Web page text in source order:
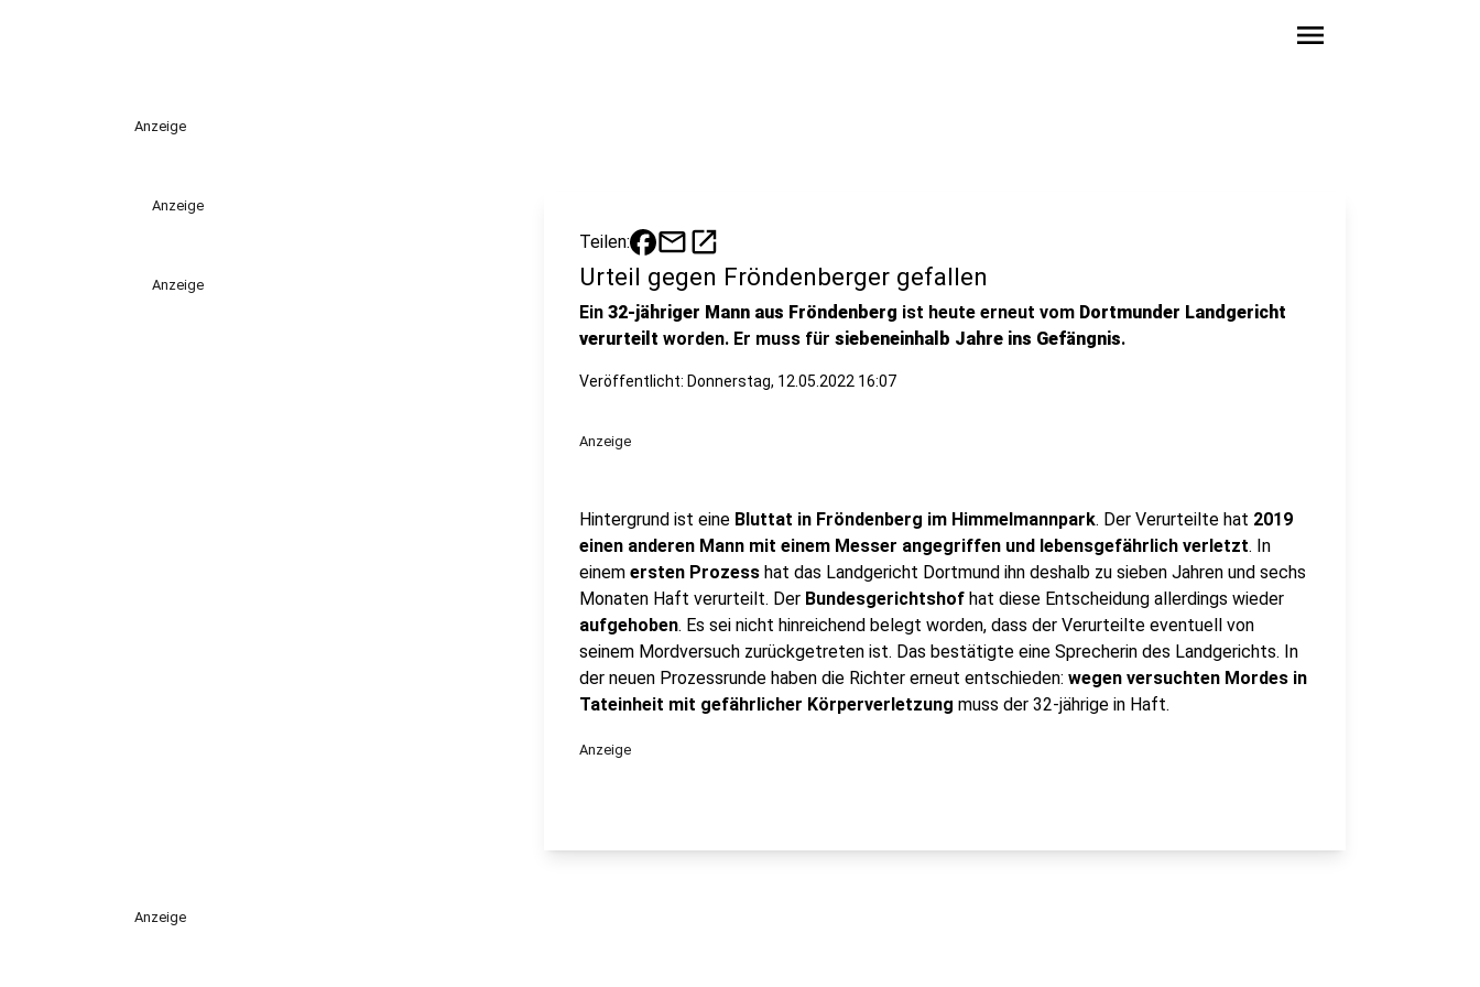
menu
Anzeige
Anzeige
Anzeige
Teilen: mailopen_in_new
Urteil gegen Fröndenberger gefallen
Ein 32-jähriger Mann aus Fröndenberg ist heute erneut vom Dortmunder Landgericht
verurteilt worden. Er muss für siebeneinhalb Jahre ins Gefängnis.
Veröffentlicht: Donnerstag, 12.05.2022 16:07
Anzeige
Hintergrund ist eine Bluttat in Fröndenberg im Himmelmannpark. Der Verurteilte hat 2019
einen anderen Mann mit einem Messer angegriffen und lebensgefährlich verletzt. In
einem ersten Prozess hat das Landgericht Dortmund ihn deshalb zu sieben Jahren und sechs
Monaten Haft verurteilt. Der Bundesgerichtshof hat diese Entscheidung allerdings wieder
aufgehoben. Es sei nicht hinreichend belegt worden, dass der Verurteilte eventuell von
seinem Mordversuch zurückgetreten ist. Das bestätigte eine Sprecherin des Landgerichts. In
der neuen Prozessrunde haben die Richter erneut entschieden: wegen versuchten Mordes in
Tateinheit mit gefährlicher Körperverletzung muss der 32-jährige in Haft.
Anzeige
Anzeige